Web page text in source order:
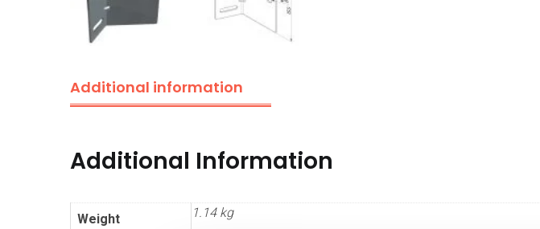
Additional information
Additional Information
Weight 1.14 kg